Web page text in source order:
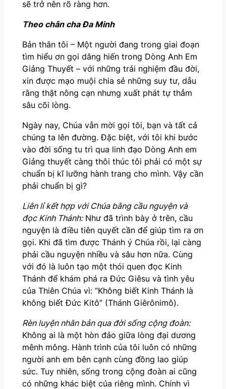
sẽ trở nên rõ ràng hơn.
Theo chân cha Đa Minh
Bản thân tôi – Một người đang trong giai đoạn
tìm hiểu ơn gọi dâng hiến trong Dòng Anh Em
Giảng Thuyết – với những trải nghiệm đầu đời,
xin được mạo muội chia sẻ những suy tư, dẫu
rằng thật nông cạn nhưng xuất phát tự thẳm
sâu cõi lòng.
Ngày nay, Chúa vẫn mời gọi tôi, bạn và tất cả
chúng ta lên đường. Đặc biệt, với tôi khi bước
vào đời sống tu trì qua linh đạo Dòng Anh em
Giảng thuyết càng thôi thúc tôi phải có một sự
chuẩn bị kĩ lưỡng hành trang cho mình. Vậy cần
phải chuẩn bị gì?
Liên lỉ kết hợp với Chúa bằng cầu nguyện và
đọc Kinh Thánh:Như đã trình bày ở trên, cầu
nguyện là điều tiên quyết cần để giúp tìm ra ơn
gọi. Khi đã tìm được Thánh ý Chúa rồi, lại càng
phải cầu nguyện nhiều và sâu hơn nữa. Cùng
với đó là luôn tạo một thói quen đọc Kinh
Thánh để khám phá ra Đức Giêsu và tình yêu
của Thiên Chúa vì: “Không biết Kinh Thánh là
không biết Đức Kitô” (Thánh Giêrônimô).
Rèn luyện nhân bản qua đời sống cộng đoàn:
Không ai là một hòn đảo giữa lòng đại dương
mênh mông. Hành trình của tôi luôn có những
người anh em bên cạnh cùng đồng lao giúp
sức. Tuy nhiên, sống trong cộng đoàn ai cũng
có những khác biệt của riêng mình. Chính vì